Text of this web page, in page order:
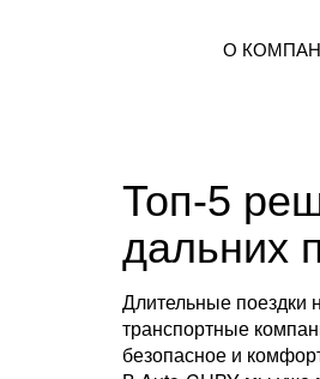
О
Топ-5
дальних
Длительные поездки
транспортные
безопасное и